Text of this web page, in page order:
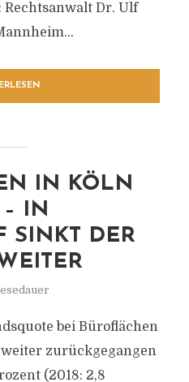
Dr. Ulf
IN KÖLN
IN
SINKT DER
bei Büroflächen
zurückgegangen
(2018: 2,8